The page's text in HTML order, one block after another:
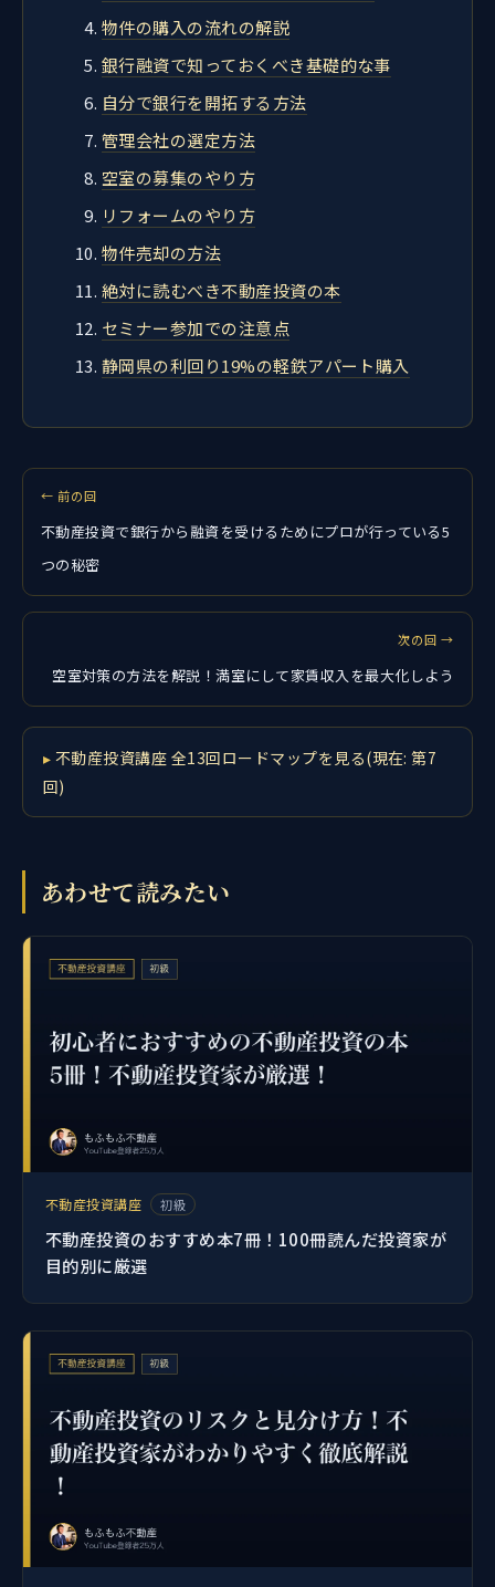
物件の購入の流れの解説
銀行融資で知っておくべき基礎的な事
自分で銀行を開拓する方法
管理会社の選定方法
空室の募集のやり方
リフォームのやり方
物件売却の方法
絶対に読むべき不動産投資の本
セミナー参加での注意点
静岡県の利回り19%の軽鉄アパート購入
← 前の回
不動産投資で銀行から融資を受けるためにプロが行っている5
つの秘密
次の回 →
空室対策の方法を解説！満室にして家賃収入を最大化しよう
不動産投資講座 全13回ロードマップを見る(現在: 第7
回)
あわせて読みたい
不動産投資講座 初級
不動産投資のおすすめ本7冊！100冊読んだ投資家が
目的別に厳選